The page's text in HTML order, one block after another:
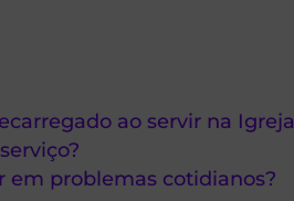
ao servir na Igreja
em problemas cotidianos?